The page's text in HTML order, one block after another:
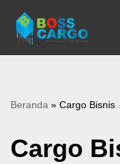
Lompat
ke
Beranda » Cargo Bisnis
Cargo